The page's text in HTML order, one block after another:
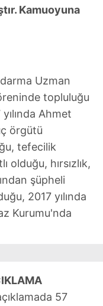
amaçlarıyla
alan panel
Bilgilendirme
Kanunu uyarınca
ve sitemizde
çerezlerle ilgili bilgi
Kamuoyuna
Uzman
topluluğu
Ahmet
örgütü
tefecilik
olduğu, hırsızlık,
şüpheli
2017 yılında
Kurumu'nda
57